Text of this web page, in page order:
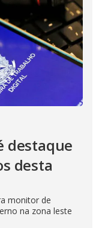
destaque
desta
monitor de
na zona leste